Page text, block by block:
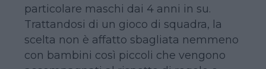
particolare maschi dai 4 anni in su.
Trattandosi di un gioco di squadra, la
scelta non è affatto sbagliata nemmeno
con bambini così piccoli che vengono